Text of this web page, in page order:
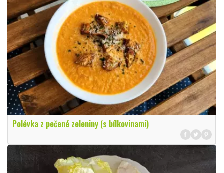
Polévka z pečené zeleniny (s bílkovinami)